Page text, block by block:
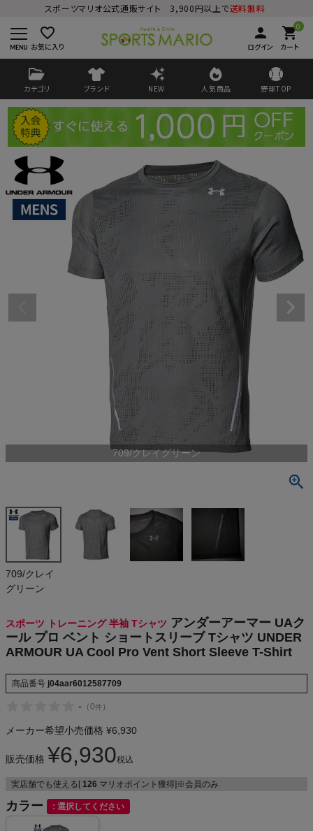
スポーツマリオ公式通販サイト 3,900円以上で送料無料
favorite_border
お気に入り
person
ログイン
0
shopping_cart
カート
カテゴリ ブランド NEW 人気商品 野球TOP
ログイン
ようこそ ゲスト 様
検索
商品が見つからない方はこちら
ト ショートス
リーブ Tシャ
ツ UNDER A
RMOUR UA
Cool Pro V
ent Short Sl
eeve T-Shirt
(税込)
On
NIKE
CHUMS
もっと見る
メンズカジュアルウェア
709/クレイグリーン
709/クレイ
グリーン
スポーツ トレーニング 半袖 Tシャツ アンダーアーマー UAク
ール プロ ベント ショートスリーブ Tシャツ UNDER
ARMOUR UA Cool Pro Vent Short Sleeve T-Shirt
商品番号 j04aar6012587709
- （0件 ）
メーカー希望小売価格 ¥6,930
販売価格 ¥6,930税込
実店舗でも使える[ 126 マリオポイント獲得]※会員のみ
カラー 選択してください